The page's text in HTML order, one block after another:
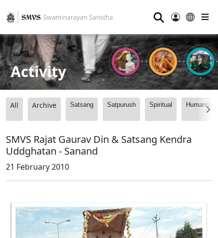
⚲
Activity
All Archive Satsang Satpurush Spiritual
SMVS Rajat Gaurav Din & Satsang Kendra
Uddghatan - Sanand
21 February 2010